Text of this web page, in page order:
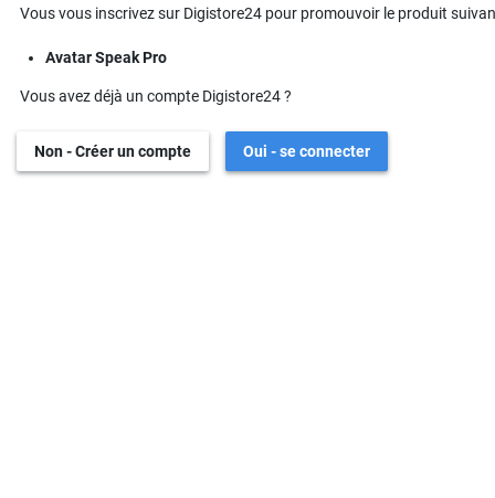
Vous vous inscrivez sur Digistore24 pour promouvoir le produit
Avatar Speak Pro
Vous avez déjà un compte Digistore24 ?
Non - Créer un compte Oui - se connecter